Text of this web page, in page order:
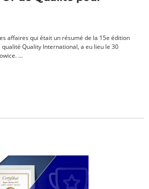
affaires qui était un résumé de la 15e édition
Quality International, a eu lieu le 30
...